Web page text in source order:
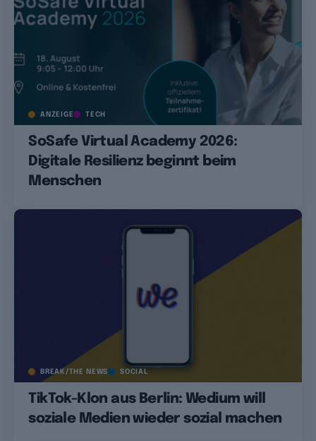
ANZEIGE TECH
SoSafe Virtual Academy 2026:
Digitale Resilienz beginnt beim
Menschen
BREAK/THE NEWS SOCIAL
TikTok-Klon aus Berlin: Wedium will
soziale Medien wieder sozial machen